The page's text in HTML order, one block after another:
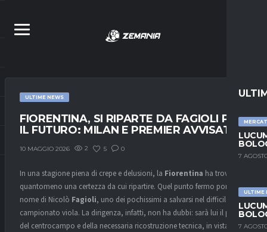
7
ULTIME
7
ULTIME NEWS
FIORENTINA, SI RIPARTE DA FAGIOLI PER
IL FUTURO: MILAN E PREMIER AVVISATE
10 MAGGIO 2026 2 5 0
In una stagione piena di crepe e delusioni, la Fiorentina ha trovato
quantomeno una certezza da cui ripartire. Quel punto fermo porta il
nome di Nicolò Fagioli, uno dei pochissimi a salvarsi nel difficile
campionato viola. La dirigenza, infatti, non ha dubbi: sarà lui il perno
del centrocampo e della necessaria ricostruzione tecnica, in vista della